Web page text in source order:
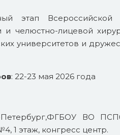
этап
челюстно-лицевой
университетов и
: 22-23 мая 2026 года
Петербург,ФГБОУ ВО
1 этаж, конгресс центр.